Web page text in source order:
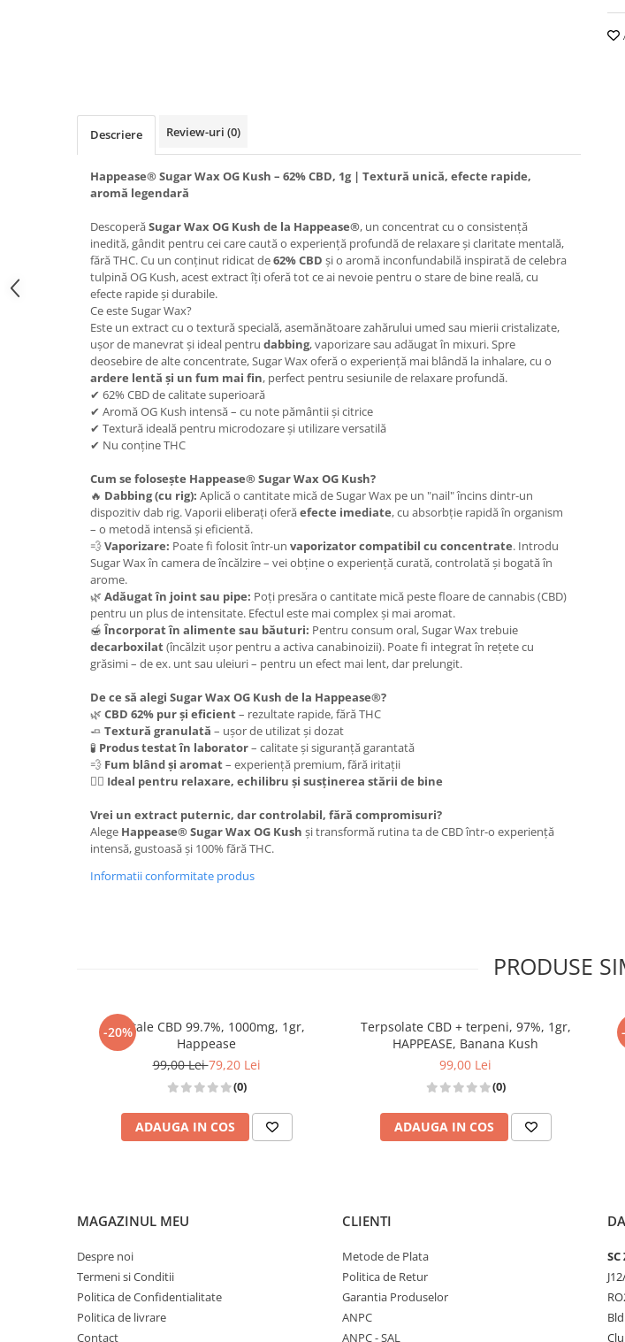
Descriere Review-uri (0)
Happease® Sugar Wax OG Kush – 62% CBD, 1g | Textură unică, efecte rapide,
aromă legendară
DescoperăSugar Wax OG Kush de la Happease®, un concentrat cu o consistență
inedită, gândit pentru cei care caută o experiență profundă de relaxare și claritate mentală,
fără THC. Cu un conținut ridicat de62% CBD și o aromă inconfundabilă inspirată de celebra
tulpină OG Kush, acest extract îți oferă tot ce ai nevoie pentru o stare de bine reală, cu
efecte rapide și durabile.
Ce este Sugar Wax?
Este un extract cu o textură specială, asemănătoare zahărului umed sau mierii cristalizate,
ușor de manevrat și ideal pentru dabbing, vaporizare sau adăugat în mixuri. Spre
deosebire de alte concentrate, Sugar Wax oferă o experiență mai blândă la inhalare, cu o
ardere lentă și un fum mai fin, perfect pentru sesiunile de relaxare profundă.
✔ 62% CBD de calitate superioară
✔ Aromă OG Kush intensă – cu note pământii și citrice
✔ Textură ideală pentru microdozare și utilizare versatilă
✔ Nu conține THC
Cum se folosește Happease® Sugar Wax OG Kush?
🔥 Dabbing (cu rig): Aplică o cantitate mică de Sugar Wax pe un "nail" încins dintr-un
dispozitiv dab rig. Vaporii eliberați oferăefecte imediate, cu absorbție rapidă în organism
– o metodă intensă și eficientă.
💨Vaporizare: Poate fi folosit într-un vaporizator compatibil cu concentrate. Introdu
Sugar Wax în camera de încălzire – vei obține o experiență curată, controlată și bogată în
arome.
🌿 Adăugat în joint sau pipe: Poți presăra o cantitate mică peste floare de cannabis (CBD)
pentru un plus de intensitate. Efectul este mai complex și mai aromat.
🍯Încorporat în alimente sau băuturi: Pentru consum oral, Sugar Wax trebuie
decarboxilat(încălzit ușor pentru a activa canabinoizii). Poate fi integrat în rețete cu
grăsimi – de ex. unt sau uleiuri – pentru un efect mai lent, dar prelungit.
De ce să alegi Sugar Wax OG Kush de la Happease®?
🌿 CBD 62% pur și eficient– rezultate rapide, fără THC
🧈 Textură granulată – ușor de utilizat și dozat
🧪 Produs testat în laborator– calitate și siguranță garantată
💨 Fum blând și aromat– experiență premium, fără iritații
🧘‍♂️ Ideal pentru relaxare, echilibru și susținerea stării de bine
Vrei un extract puternic, dar controlabil, fără compromisuri?
Alege Happease® Sugar Wax OG Kush și transformă rutina ta de CBD într-o experiență
intensă, gustoasă și 100% fără THC.
Informatii conformitate produs
PRODUSE
-20%
Cristale CBD 99.7%, 1000mg, 1gr,
Happease
99,00 Lei79,20 Lei
(0)
ADAUGA IN COS
Terpsolate CBD + terpeni, 97%, 1gr,
HAPPEASE, Banana Kush
99,00 Lei
(0)
ADAUGA IN COS
MAGAZINUL MEU
Despre noi
Termeni si Conditii
Politica de Confidentialitate
Politica de livrare
Contact
CLIENTI
Metode de Plata
Politica de Retur
Garantia Produselor
ANPC
ANPC - SAL